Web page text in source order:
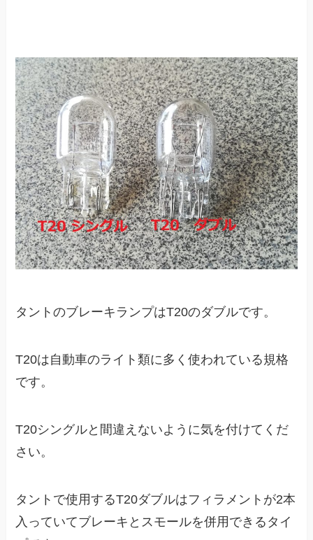
タントのブレーキランプはT20のダブルです。
T20は自動車のライト類に多く使われている規格
です。
T20シングルと間違えないように気を付けてくだ
さい。
タントで使用するT20ダブルはフィラメントが2本
入っていてブレーキとスモールを併用できるタイ